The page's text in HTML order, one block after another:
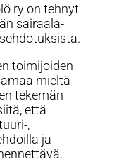
ry on tehnyt
sairaala-
toimijoiden
mieltä
tekemän
että
,
ja